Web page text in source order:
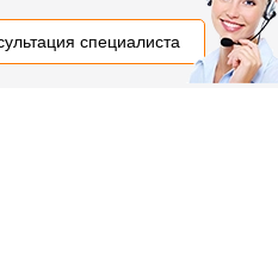
специалиста